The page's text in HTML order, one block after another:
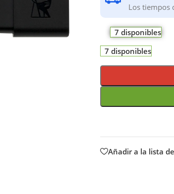
Los tiempos
7 disponibles
7 disponibles
Añadir a la lista